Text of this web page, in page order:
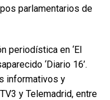
parlamentarios de
periodística en ‘El
‘Diario 16’.
informativos y
y Telemadrid, entre